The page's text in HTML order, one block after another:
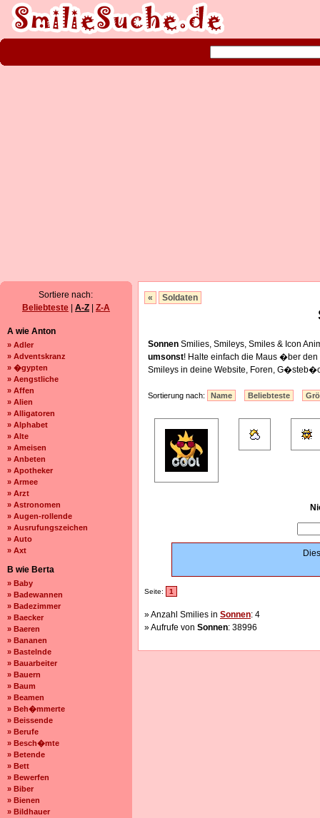
Sortiere nach:
Beliebteste
A-Z Z-A
A wie Anton
» Adler
» Adventskranz
» �gypten
» Aengstliche
» Affen
» Alien
» Alligatoren
» Alphabet
» Alte
» Ameisen
» Anbeten
» Apotheker
» Armee
» Arzt
» Astronomen
» Augen-rollende
» Ausrufungszeichen
» Auto
» Axt
B wie Berta
» Baby
» Badewannen
» Badezimmer
» Baecker
» Baeren
» Bananen
» Bastelnde
» Bauarbeiter
» Bauern
» Baum
» Beamen
» Beh�mmerte
» Beissende
» Berufe
» Besch�mte
» Betende
» Bett
» Bewerfen
» Biber
» Bienen
» Bildhauer
« Soldaten
Sonnen Smilies, Smileys, Smiles & Icon
umsonst! Halte einfach die Maus �ber
Smileys in deine Website, Foren,
Sortierung nach: Name Beliebteste
Seite: 1
» Anzahl Smilies in Sonnen: 4
» Aufrufe von Sonnen: 38996